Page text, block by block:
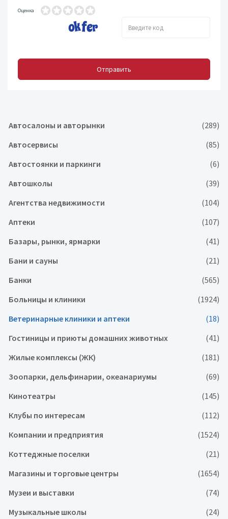
Оценка
Отправить
Автосалоны и авторынки
(289)
Автосервисы
(85)
Автостоянки и паркинги
(6)
Автошколы
(39)
Агентства недвижимости
(104)
Аптеки
(107)
Базары, рынки, ярмарки
(41)
Бани и сауны
(21)
Банки
(565)
Больницы и клиники
(1924)
Ветеринарные клиники и аптеки
(18)
Гостиницы и приюты домашних животных
(41)
Жилые комплексы (ЖК)
(181)
Зоопарки, дельфинарии, океанариумы
(69)
Кинотеатры
(145)
Клубы по интересам
(112)
Компании и предприятия
(1524)
Коттеджные поселки
(21)
Магазины и торговые центры
(1654)
Музеи и выставки
(74)
Музыкальные школы
(24)